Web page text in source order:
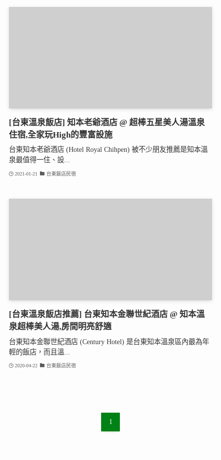
[台東溫泉飯店] 知本老爺酒店 @ 超棒五星美人湯溫泉
住宿,全家玩High的豐富設施
台東知本老爺酒店 (Hotel Royal Chihpen) 被不少朋友推薦是知本溫
泉最值得一住、設...
2021-01-21 台東飯店民宿
[台東溫泉飯店推薦] 台東知本金聯世紀酒店 @ 知本溫
泉超棒美人湯,房間明亮舒適
台東知本金聯世紀酒店 (Century Hotel) 是台東知本溫泉區內最為年
輕的飯店，而且溫...
2020-04-22 台東飯店民宿
1